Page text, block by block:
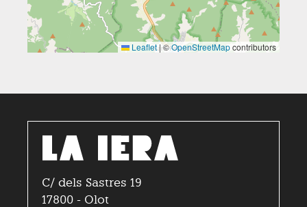
Leaflet|©OpenStreetMapcontributors
C/ dels Sastres 19
17800 - Olot